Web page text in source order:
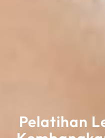
Pelatihan